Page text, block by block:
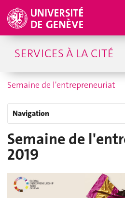
SERVICES À LA CITÉ
Semaine de l'entrepreneuriat
Navigation
Semaine de
2019